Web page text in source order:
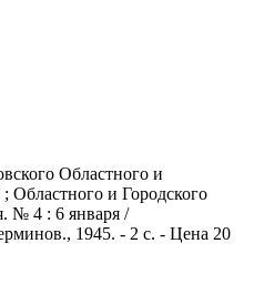
Областного и
Областного и Городского
№ 4 : 6 января /
1945. - 2 с. - Цена 20